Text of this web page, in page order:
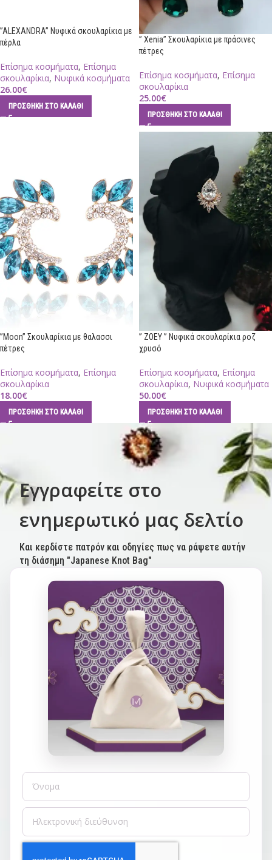
”ALEXANDRA” Νυφικά σκουλαρίκια με
πέρλα
Επίσημα κοσμήματα, Επίσημα
σκουλαρίκια, Νυφικά κοσμήματα
26.00€
ΠΡΟΣΘΉΚΗ ΣΤΟ ΚΑΛΆΘΙ
” Xenia” Σκουλαρίκια με πράσινες
πέτρες
Επίσημα κοσμήματα, Επίσημα
σκουλαρίκια
25.00€
ΠΡΟΣΘΉΚΗ ΣΤΟ ΚΑΛΆΘΙ
”Moon” Σκουλαρίκια με θαλασσι
πέτρες
Επίσημα κοσμήματα, Επίσημα
σκουλαρίκια
18.00€
ΠΡΟΣΘΉΚΗ ΣΤΟ ΚΑΛΆΘΙ
” ZOEY ” Νυφικά σκουλαρίκια ροζ
χρυσό
Επίσημα κοσμήματα, Επίσημα
σκουλαρίκια, Νυφικά κοσμήματα
50.00€
ΠΡΟΣΘΉΚΗ ΣΤΟ ΚΑΛΆΘΙ
Εγγραφείτε στο
ενημερωτικό μας δελτίο
Και κερδίστε πατρόν και οδηγίες πως να ράψετε αυτήν
τη διάσημη "Japanese Knot Bag"